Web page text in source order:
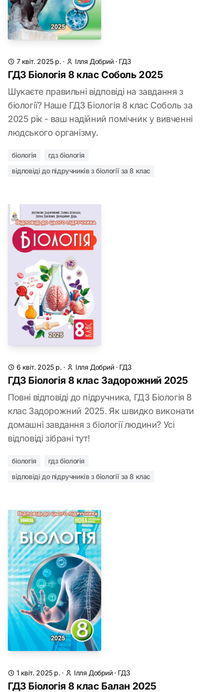
7 квіт. 2025 р. · Ілля Добрий· ГДЗ
ГДЗ Біологія 8 клас Соболь 2025
Шукаєте правильні відповіді на завдання з
біології? Наше ГДЗ Біологія 8 клас Соболь за
2025 рік - ваш надійний помічник у вивченні
людського організму.
біологія
гдз біологія
відповіді до підручників з біології за 8 клас
6 квіт. 2025 р. · Ілля Добрий· ГДЗ
ГДЗ Біологія 8 клас Задорожний 2025
Повні відповіді до підручника, ГДЗ Біологія 8
клас Задорожний 2025. Як швидко виконати
домашні завдання з біології людини? Усі
відповіді зібрані тут!
біологія
гдз біологія
відповіді до підручників з біології за 8 клас
1 квіт. 2025 р. · Ілля Добрий· ГДЗ
ГДЗ Біологія 8 клас Балан 2025